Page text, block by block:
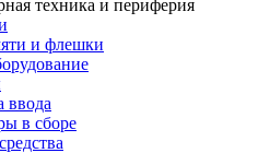
техника и периферия
и флешки
ввода
в сборе